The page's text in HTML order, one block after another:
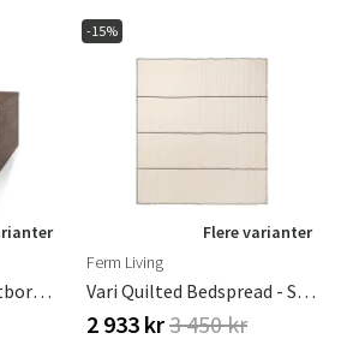
Trace Væghængt Natbord Røget Eg
-15%
Flere varianter
Ferm Living
Vari Quilted Bedspread - Single - Natural/Dark Cho
2 933 kr3 450 kr